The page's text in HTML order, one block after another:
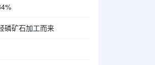
磷矿石加工而来